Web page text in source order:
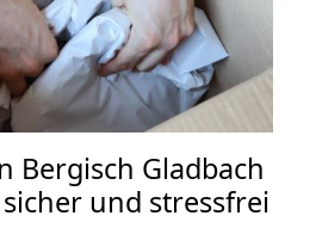
Bergisch Gladbach
sicher und stressfrei